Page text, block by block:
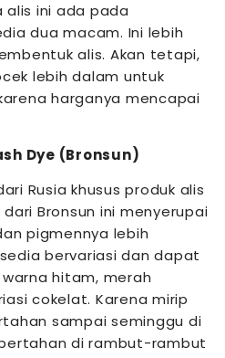
alis ini ada pada
dua macam. Ini lebih
alis. Akan tetapi,
lebih dalam untuk
harganya mencapai
Dye (Bronsun)
Rusia khusus produk alis
Bronsun ini menyerupai
pigmennya lebih
bervariasi dan dapat
hitam, merah
cokelat. Karena mirip
sampai seminggu di
di rambut-rambut